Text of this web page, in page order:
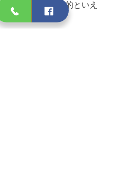
で、かなり効果的といえ